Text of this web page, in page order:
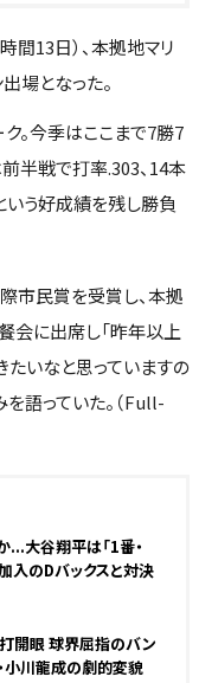
13日）、本拠地マリ
場となった。
。今季はここまで7勝7
半戦で打率.303、14本
いう好成績を残し勝負
市民賞を受賞し、本拠
会に出席し「昨年以上
たいなと思っていますの
語っていた。（Full-
...大谷翔平は「1番・
入のDバックスと対決
開眼 球界屈指のバン
小川龍成の劇的変貌